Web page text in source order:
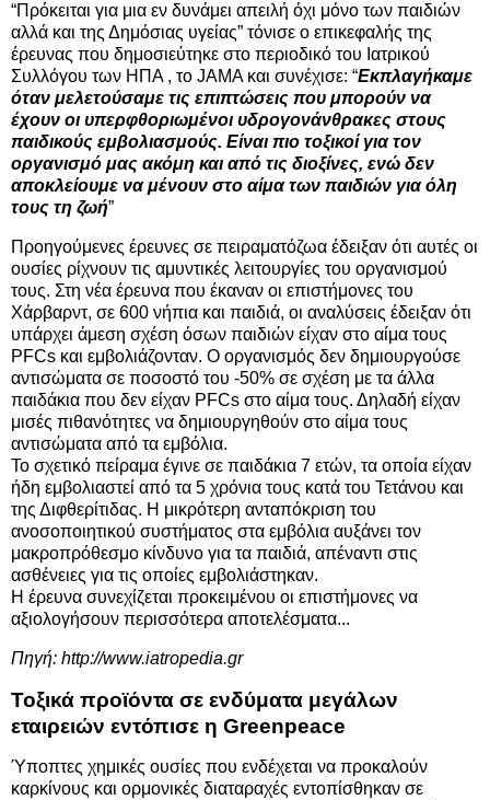
“Πρόκειται για μια εν δυνάμει απειλή όχι μόνο των παιδιών
αλλά και της Δημόσιας υγείας” τόνισε ο επικεφαλής της
έρευνας που δημοσιεύτηκε στο περιοδικό του Ιατρικού
Συλλόγου των ΗΠΑ , το JAMA και συνέχισε: “Εκπλαγήκαμε
όταν μελετούσαμε τις επιπτώσεις που μπορούν να
έχουν οι υπερφθοριωμένοι υδρογονάνθρακες στους
παιδικούς εμβολιασμούς. Είναι πιο τοξικοί για τον
οργανισμό μας ακόμη και από τις διοξίνες, ενώ δεν
αποκλείουμε να μένουν στο αίμα των παιδιών για όλη
τους τη ζωή”
Προηγούμενες έρευνες σε πειραματόζωα έδειξαν ότι αυτές οι
ουσίες ρίχνουν τις αμυντικές λειτουργίες του οργανισμού
τους. Στη νέα έρευνα που έκαναν οι επιστήμονες του
Χάρβαρντ, σε 600 νήπια και παιδιά, οι αναλύσεις έδειξαν ότι
υπάρχει άμεση σχέση όσων παιδιών είχαν στο αίμα τους
PFCs και εμβολιάζονταν. Ο οργανισμός δεν δημιουργούσε
αντισώματα σε ποσοστό του -50% σε σχέση με τα άλλα
παιδάκια που δεν είχαν PFCs στο αίμα τους. Δηλαδή είχαν
μισές πιθανότητες να δημιουργηθούν στο αίμα τους
αντισώματα από τα εμβόλια.
Το σχετικό πείραμα έγινε σε παιδάκια 7 ετών, τα οποία είχαν
ήδη εμβολιαστεί από τα 5 χρόνια τους κατά του Τετάνου και
της Διφθερίτιδας. Η μικρότερη ανταπόκριση του
ανοσοποιητικού συστήματος στα εμβόλια αυξάνει τον
μακροπρόθεσμο κίνδυνο για τα παιδιά, απέναντι στις
ασθένειες για τις οποίες εμβολιάστηκαν.
Η έρευνα συνεχίζεται προκειμένου οι επιστήμονες να
αξιολογήσουν περισσότερα αποτελέσματα...
Πηγή: http://www.iatropedia.gr
Τοξικά προϊόντα σε ενδύματα μεγάλων
εταιρειών εντόπισε η Greenpeace
Ύποπτες χημικές ουσίες που ενδέχεται να προκαλούν
καρκίνους και ορμονικές διαταραχές εντοπίσθηκαν σε